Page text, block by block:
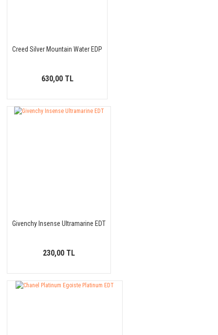
Creed Silver Mountain Water EDP
630,00 TL
Givenchy Insense Ultramarine EDT
230,00 TL